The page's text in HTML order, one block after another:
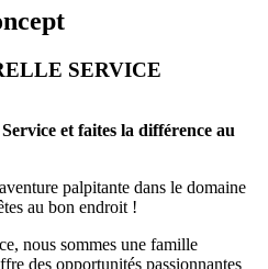
SERVICE
et faites la différence au
palpitante dans le domaine
au bon endroit !
nous sommes une famille
des opportunités passionnantes